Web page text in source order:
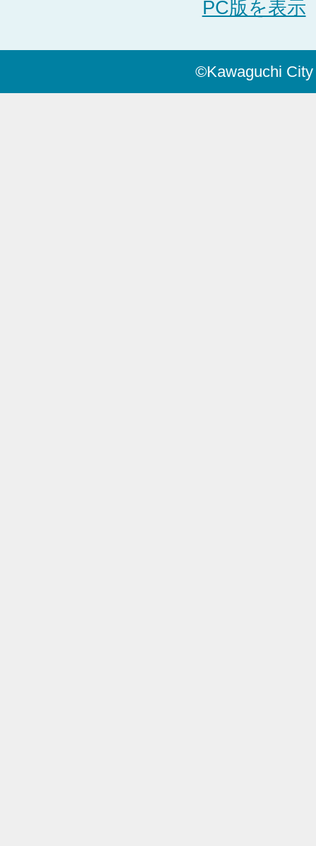
PC版を表示
©Kawaguchi City